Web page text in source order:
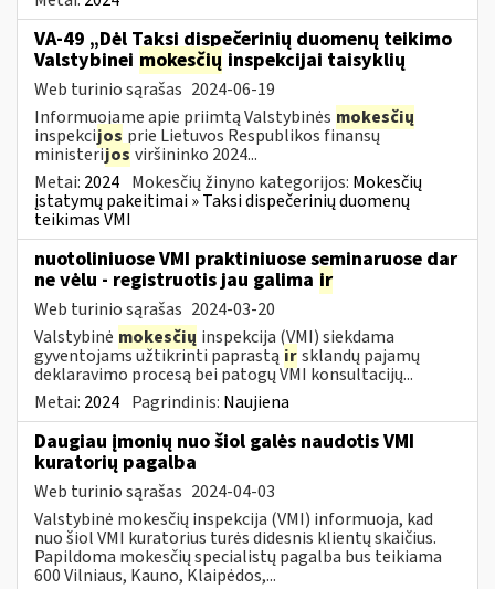
VA-49 „Dėl Taksi dispečerinių duomenų teikimo
Valstybinei mokesčių inspekcijai taisyklių
Web turinio sąrašas 2024-06-19
Informuojame apie priimtą Valstybinės mokesčių
inspekcijos prie Lietuvos Respublikos finansų
ministerijos viršininko 2024...
Metai: 2024 Mokesčių žinyno kategorijos: Mokesčių
įstatymų pakeitimai » Taksi dispečerinių duomenų
teikimas VMI
nuotoliniuose VMI praktiniuose seminaruose dar
ne vėlu - registruotis jau galima ir
Web turinio sąrašas 2024-03-20
Valstybinė mokesčių inspekcija (VMI) siekdama
gyventojams užtikrinti paprastą irsklandų pajamų
deklaravimo procesą bei patogų VMI konsultacijų...
Metai: 2024 Pagrindinis: Naujiena
Daugiau įmonių nuo šiol galės naudotis VMI
kuratorių pagalba
Web turinio sąrašas 2024-04-03
Valstybinė mokesčių inspekcija (VMI) informuoja, kad
nuo šiol VMI kuratorius turės didesnis klientų skaičius.
Papildoma mokesčių specialistų pagalba bus teikiama
600 Vilniaus, Kauno, Klaipėdos,...